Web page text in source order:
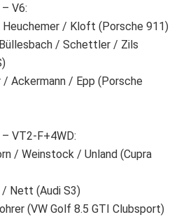
V6:
/ Kloft (Porsche 911)
/ Schettler / Zils
Ackermann / Epp (Porsche
VT2-F+4WD:
/ Weinstock / Unland (Cupra
Nett (Audi S3)
(VW Golf 8.5 GTI Clubsport)